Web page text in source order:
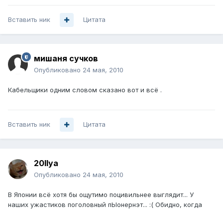
Вставить ник Цитата
мишаня сучков
Опубликовано 24 мая, 2010
Кабельщики одним словом сказано вот и всё .
Вставить ник Цитата
20Ilya
Опубликовано 24 мая, 2010
В Японии всё хотя бы ощутимо поцивильнее выглядит... У
наших ужастиков поголовный пЫонернэт... :( Обидно, когда